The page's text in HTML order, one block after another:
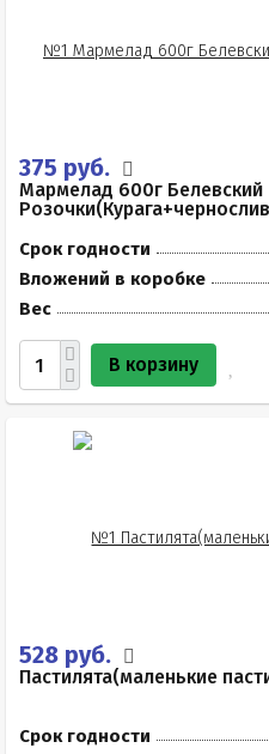
375 руб.
Мармелад 600г Белевский
Срок годности
Вложений в коробке
Вес
В корзину
528 руб.
Пастилята(маленькие
Срок годности